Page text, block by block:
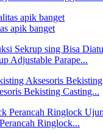
apik banget
Adjustable Parape...
Bekisting Casting...
Ringlock...